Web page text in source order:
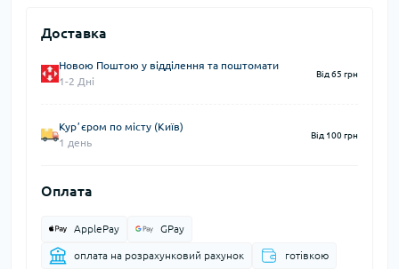
Доставка
Новою Поштою у відділення та поштомати
1-2 Дні
Від 65 грн
Курʼєром по місту (Київ)
1 день
Від 100 грн
Оплата
ApplePay GPay
оплата на розрахунковий рахунок готівкою